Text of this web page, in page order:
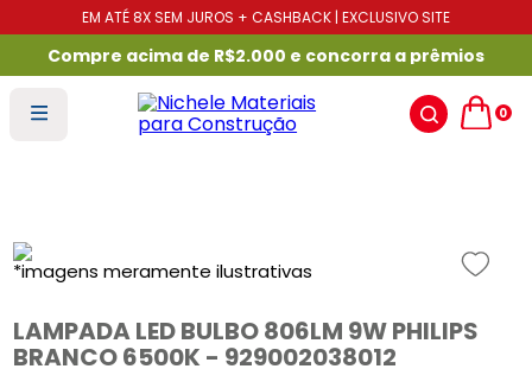
EM ATÉ 8X SEM JUROS + CASHBACK | EXCLUSIVO SITE
Compre acima de R$2.000 e concorra a prêmios
0
LAMPADA LED BULBO 806LM 9W PHILIPS
BRANCO 6500K - 929002038012